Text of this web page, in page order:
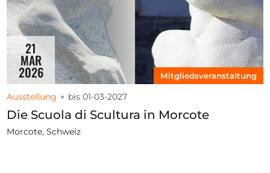
21
MAR
2026 Mitgliedsveranstaltung
Ausstellung bis 01-03-2027
Die Scuola di Scultura in Morcote
Morcote, Schweiz